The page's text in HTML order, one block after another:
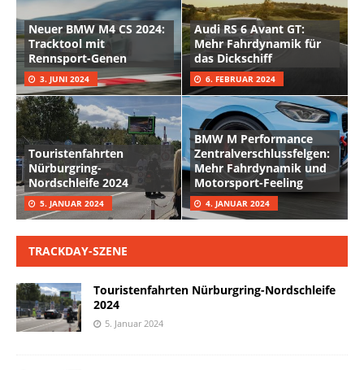
Neuer BMW M4 CS 2024:
Tracktool mit
Rennsport-Genen
3. JUNI 2024
Audi RS 6 Avant GT:
Mehr Fahrdynamik für
das Dickschiff
6. FEBRUAR 2024
Touristenfahrten
Nürburgring-
Nordschleife 2024
5. JANUAR 2024
BMW M Performance
Zentralverschlussfelgen:
Mehr Fahrdynamik und
Motorsport-Feeling
4. JANUAR 2024
TRACKDAY-SZENE
Touristenfahrten Nürburgring-Nordschleife
2024
5. Januar 2024